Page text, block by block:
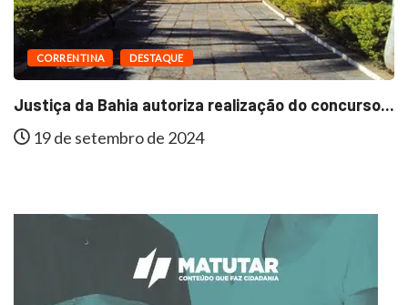
CORRENTINA DESTAQUE
Justiça da Bahia autoriza realização do concurso...
19 de setembro de 2024